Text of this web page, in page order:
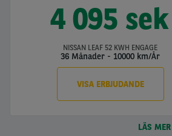
4 095 sek
NISSAN LEAF 52 KWH ENGAGE
36 Månader - 10000 km/År
VISA ERBJUDANDE
LÄS